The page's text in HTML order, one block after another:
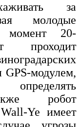
за
молодые
момент 20-
проходит
GPS-модулем,
робот
Ye имеет